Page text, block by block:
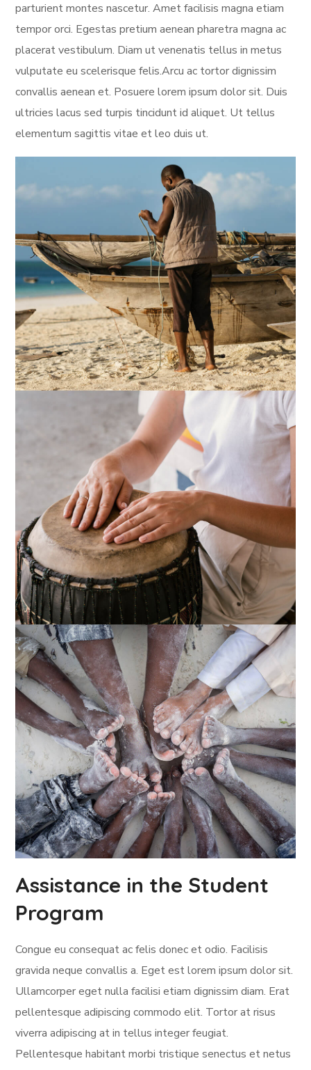
parturient montes nascetur. Amet facilisis magna etiam
tempor orci. Egestas pretium aenean pharetra magna ac
placerat vestibulum. Diam ut venenatis tellus in metus
vulputate eu scelerisque felis.Arcu ac tortor dignissim
convallis aenean et. Posuere lorem ipsum dolor sit. Duis
ultricies lacus sed turpis tincidunt id aliquet. Ut tellus
elementum sagittis vitae et leo duis ut.
Assistance in the Student
Program
Congue eu consequat ac felis donec et odio. Facilisis
gravida neque convallis a. Eget est lorem ipsum dolor sit.
Ullamcorper eget nulla facilisi etiam dignissim diam. Erat
pellentesque adipiscing commodo elit. Tortor at risus
viverra adipiscing at in tellus integer feugiat.
Pellentesque habitant morbi tristique senectus et netus